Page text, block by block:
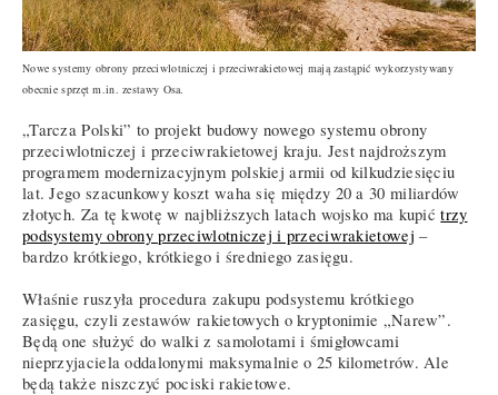
Nowe systemy obrony przeciwlotniczej i przeciwrakietowej mają zastąpić wykorzystywany
obecnie sprzęt m.in. zestawy Osa.
„Tarcza Polski” to projekt budowy nowego systemu obrony
przeciwlotniczej i przeciwrakietowej kraju. Jest najdroższym
programem modernizacyjnym polskiej armii od kilkudziesięciu
lat. Jego szacunkowy koszt waha się między 20 a 30 miliardów
złotych. Za tę kwotę w najbliższych latach wojsko ma kupićtrzy
podsystemy obrony przeciwlotniczej i przeciwrakietowej –
bardzo krótkiego, krótkiego i średniego zasięgu.
Właśnie ruszyła procedura zakupu podsystemu krótkiego
zasięgu, czyli zestawów rakietowych o kryptonimie „Narew”.
Będą one służyć do walki z samolotami i śmigłowcami
nieprzyjaciela oddalonymi maksymalnie o 25 kilometrów. Ale
będą także niszczyć pociski rakietowe.